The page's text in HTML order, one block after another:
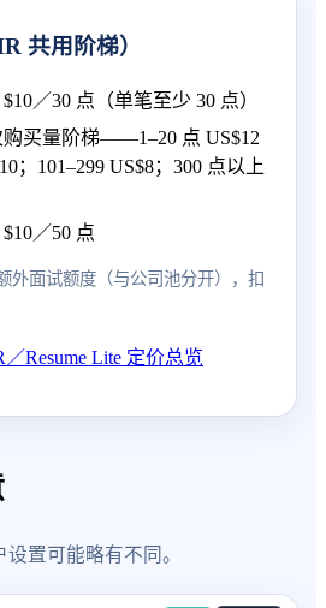
共用阶梯）
／30 点（单笔至少 30 点）
买量阶梯——1–20 点 US$12
；101–299 US$8；300 点以上
／50 点
外面试额度（与公司池分开），扣
Resume Lite 定价总览
置可能略有不同。